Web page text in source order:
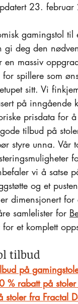
23.
gamingstol
gi deg den
massiv
spillere som
sitt. Vi
på inngående
prisdata for
tilbud på
styre unna. Vår
vi å satse
og et
dimensjonert
samlelister for
et komplett
tilbud
på
% rabatt på
stoler fra Fractal